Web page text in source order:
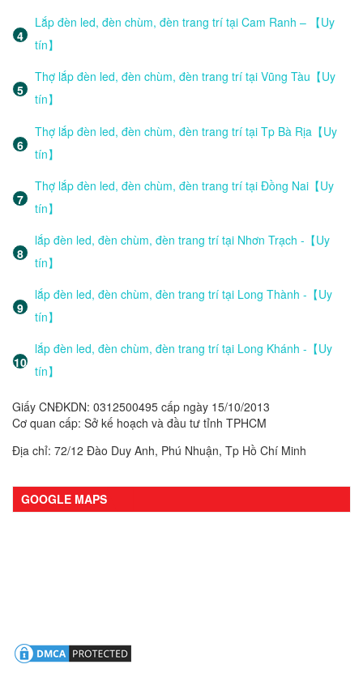
Lắp đèn led, đèn chùm, đèn trang trí tại Cam Ranh – 【Uy
tín】
Thợ lắp đèn led, đèn chùm, đèn trang trí tại Vũng Tàu【Uy
tín】
Thợ lắp đèn led, đèn chùm, đèn trang trí tại Tp Bà Rịa【Uy
tín】
Thợ lắp đèn led, đèn chùm, đèn trang trí tại Đồng Nai【Uy
tín】
lắp đèn led, đèn chùm, đèn trang trí tại Nhơn Trạch -【Uy
tín】
lắp đèn led, đèn chùm, đèn trang trí tại Long Thành -【Uy
tín】
lắp đèn led, đèn chùm, đèn trang trí tại Long Khánh -【Uy
tín】
Giấy CNĐKDN: 0312500495 cấp ngày 15/10/2013
Cơ quan cấp: Sở kế hoạch và đầu tư tỉnh TPHCM
Địa chỉ: 72/12 Đào Duy Anh, Phú Nhuận, Tp Hồ Chí Minh
GOOGLE MAPS